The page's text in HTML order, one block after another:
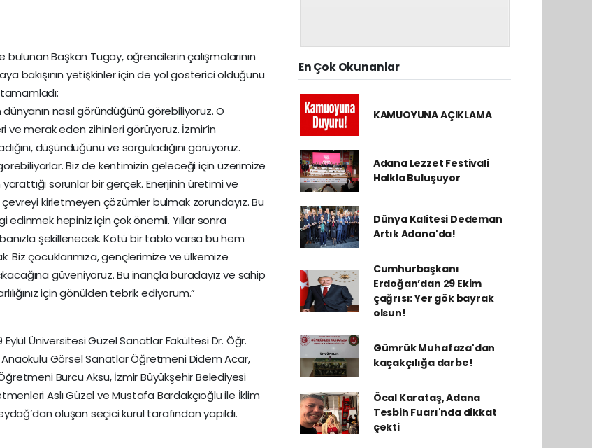
Başkan Tugay, öğrencilerin çalışmalarının
bakışının yetişkinler için de yol gösterici olduğunu
nasıl göründüğünü görebiliyoruz. O
ve merak eden zihinleri görüyoruz. İzmir’in
düşündüğünü ve sorguladığını görüyoruz.
Biz de kentimizin geleceği için üzerimize
sorunlar bir gerçek. Enerjinin üretimi ve
kirletmeyen çözümler bulmak zorundayız. Bu
hepiniz için çok önemli. Yıllar sonra
şekillenecek. Kötü bir tablo varsa bu hem
çocuklarımıza, gençlerimize ve ülkemize
güveniyoruz. Bu inançla buradayız ve sahip
için gönülden tebrik ediyorum.”
Üniversitesi Güzel Sanatlar Fakültesi Dr. Öğr.
Görsel Sanatlar Öğretmeni Didem Acar,
Burcu Aksu, İzmir Büyükşehir Belediyesi
Aslı Güzel ve Mustafa Bardakçıoğlu ile İklim
oluşan seçici kurul tarafından yapıldı.
En Çok Okunanlar
KAMUOYUNA AÇIKLAMA
Adana Lezzet Festivali
Halkla Buluşuyor
Dünya Kalitesi Dedeman
Artık Adana'da!
Cumhurbaşkanı
Erdoğan’dan 29 Ekim
çağrısı: Yer gök bayrak
olsun!
Gümrük Muhafaza'dan
kaçakçılığa darbe!
Öcal Karataş, Adana
Tesbih Fuarı'nda dikkat
çekti